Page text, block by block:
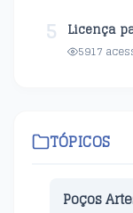
5 Licença
5917
TÓPICOS
Poços